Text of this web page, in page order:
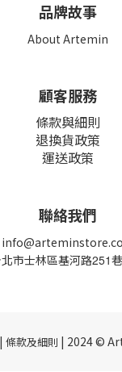
品牌故事
About Artemin
顧客服務
條款與細則
退換貨政策
運送政策
聯絡我們
市士林區基河路251巷
條款及細則 | 2024 ©